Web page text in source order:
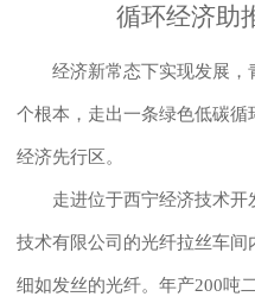
循环经济助
经济新常态下实现发展，
个根本，走出一条绿色低碳
经济先行区。
走进位于西宁经济技术开
技术有限公司的光纤拉丝车
细如发丝的光纤。年产200吨